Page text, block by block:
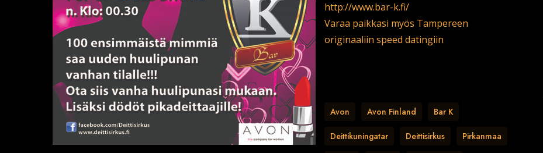
http://www.bar-k.fi/
Varaa paikkasi myös Tampereen
originaaliin speed datingiin
Avon Avon Finland Bar K
Deittikuningatar Deittisirkus Pirkanmaa